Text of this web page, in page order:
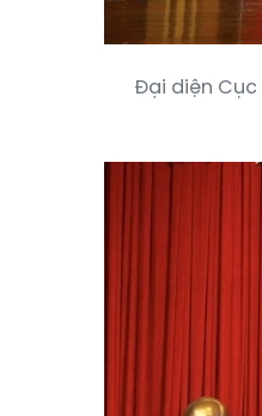
Đại diện Cục